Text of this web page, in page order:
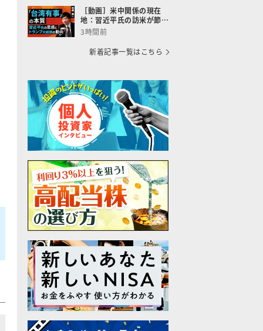
［動画］米中関係の現在
地：習近平氏の訪米が節…
3時間前
新着記事一覧はこちら